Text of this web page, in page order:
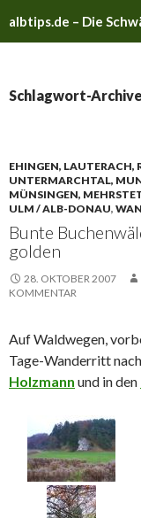
Schlagwort-
EHINGEN, LAUTERACH,
UNTERMARCHTAL,
MÜNSINGEN,
ULM / ALB-DONAU,
Bunte
golden
28. OKTOBER 2007
KOMMENTAR
Auf Waldwegen,
Tage-Wanderritt nach
Holzmann und in den